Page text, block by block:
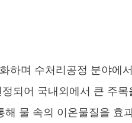
하며 수처리공정 분야에
되어 국내외에서 큰 주목
물 속의 이온물질을 효